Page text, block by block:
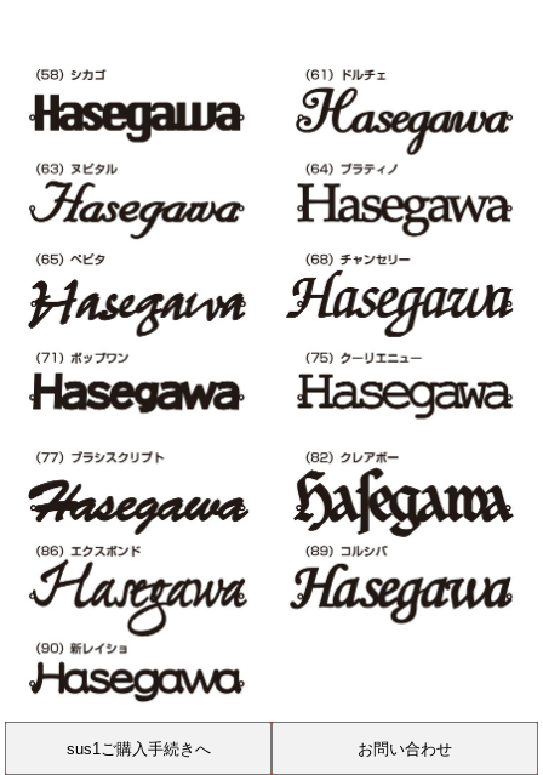
sus1ご購入手続きへ お問い合わせ